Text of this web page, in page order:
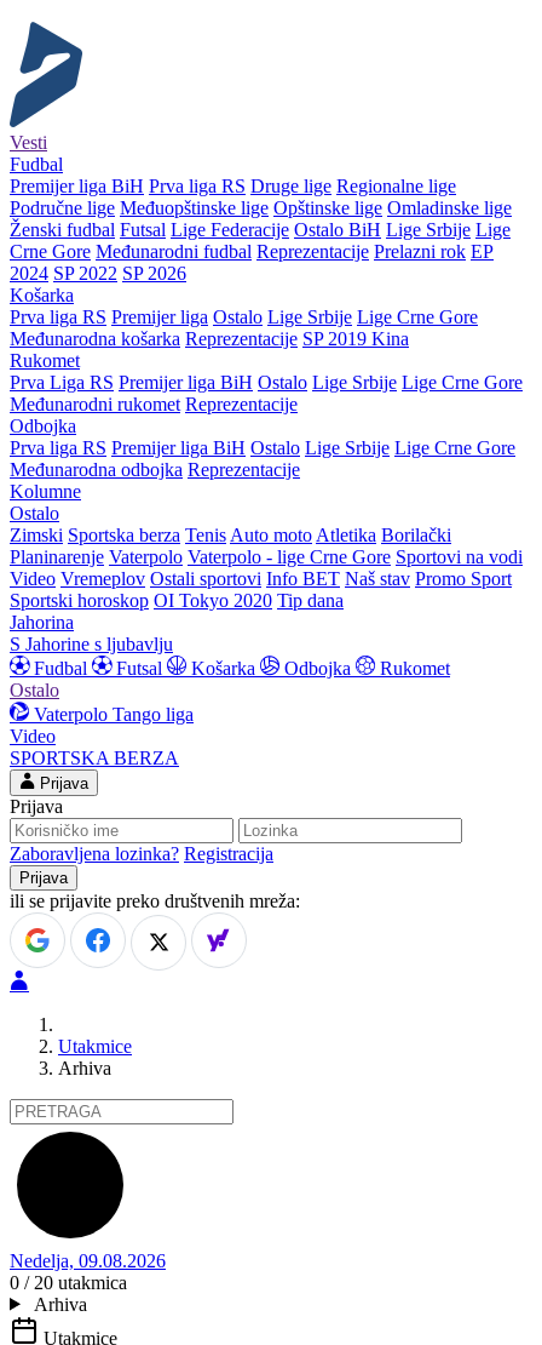
Vesti
Fudbal
Premijer liga BiH Prva liga RS Druge lige Regionalne lige
Područne lige Međuopštinske lige Opštinske lige Omladinske lige
Ženski fudbal Futsal Lige Federacije Ostalo BiH Lige Srbije Lige
Crne Gore Međunarodni fudbal Reprezentacije Prelazni rok EP
2024 SP 2022 SP 2026
Košarka
Prva liga RS Premijer liga Ostalo Lige Srbije Lige Crne Gore
Međunarodna košarka Reprezentacije SP 2019 Kina
Rukomet
Prva Liga RS Premijer liga BiH Ostalo Lige Srbije Lige Crne Gore
Međunarodni rukomet Reprezentacije
Odbojka
Prva liga RS Premijer liga BiH Ostalo Lige Srbije Lige Crne Gore
Međunarodna odbojka Reprezentacije
Kolumne
Ostalo
Zimski Sportska berza Tenis Auto moto Atletika Borilački
Planinarenje Vaterpolo Vaterpolo - lige Crne Gore Sportovi na vodi
Video Vremeplov Ostali sportovi Info BET Naš stav Promo Sport
Sportski horoskop OI Tokyo 2020 Tip dana
Jahorina
S Jahorine s ljubavlju
Fudbal
Futsal Košarka Odbojka
Rukomet
Ostalo
Vaterpolo Tango liga
Video
SPORTSKA BERZA
Prijava
Prijava
Zaboravljena lozinka? Registracija
ili se prijavite preko društvenih mreža:
Utakmice
Arhiva
Nedelja, 09.08.2026
0 / 20 utakmica
Arhiva
Utakmice